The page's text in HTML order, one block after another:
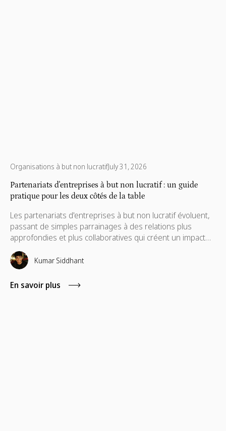
Organisations à but non lucratifJuly 31, 2026
Partenariats d'entreprises à but non lucratif : un guide
pratique pour les deux côtés de la table
Les partenariats d'entreprises à but non lucratif évoluent,
passant de simples parrainages à des relations plus
approfondies et plus collaboratives qui créent un impact
réel et mesurable. Qu'il s'agisse de financement, de
compétences, de technologie ou de marketing de causes,
les partenariats les plus solides permettent d'aligner les
objectifs commerciaux sur les missions des organisations
à but non lucratif afin de créer une valeur à long terme
Kumar Siddhant
En savoir plus